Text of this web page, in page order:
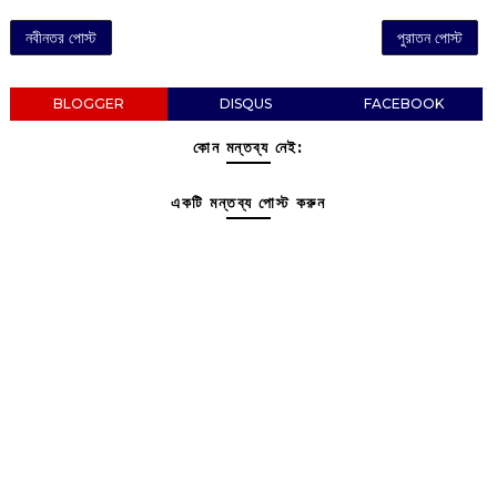
নবীনতর পোস্ট পুরাতন পোস্ট
BLOGGER DISQUS FACEBOOK
কোন মন্তব্য নেই:
একটি মন্তব্য পোস্ট করুন